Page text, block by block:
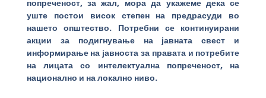
попреченост, за жал, мора да укажеме дека се
уште постои висок степен на предрасуди во
нашето општество. Потребни се континуирани
акции за подигнување на јавната свест и
информирање на јавноста за правата и потребите
на лицата со интелектуална попреченост, на
национално и на локално ниво.